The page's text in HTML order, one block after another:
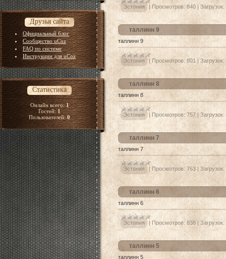
Друзья сайта
Официальный блог
Сообщество uCoz
FAQ по системе
Инструкции для uCoz
Статистика
Онлайн всего:1
Гостей:1
Пользователей:0
Эстония | Просмотров: 840 | Загрузок:
таллинн 9
таллинн 9
Эстония | Просмотров: 801 |Загрузок:
таллинн 8
таллинн 8
Эстония | Просмотров: 757 |Загрузок:
таллинн 7
таллинн 7
Эстония | Просмотров: 763 | Загрузок:
таллинн 6
таллинн 6
Эстония | Просмотров: 838 | Загрузок:
таллинн 5
таллинн 5